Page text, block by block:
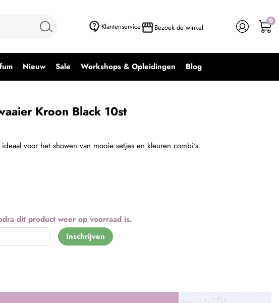
Klantenservice Bezoek de winkel
0
Nieuw Sale Workshops & Opleidingen Blog
Kroon Black 10st
dit product weer op voorraad is.
Inschrijven
voor het showen van mooie setjes en kleuren combi's.